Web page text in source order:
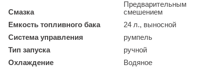
Смазка
Предварительным
смешением
Емкость топливного бака
24 л., выносной
Система управления
румпель
Тип запуска
ручной
Охлаждение
Водяное